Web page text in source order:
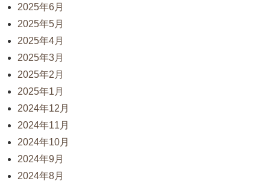
2025年6月
2025年5月
2025年4月
2025年3月
2025年2月
2025年1月
2024年12月
2024年11月
2024年10月
2024年9月
2024年8月